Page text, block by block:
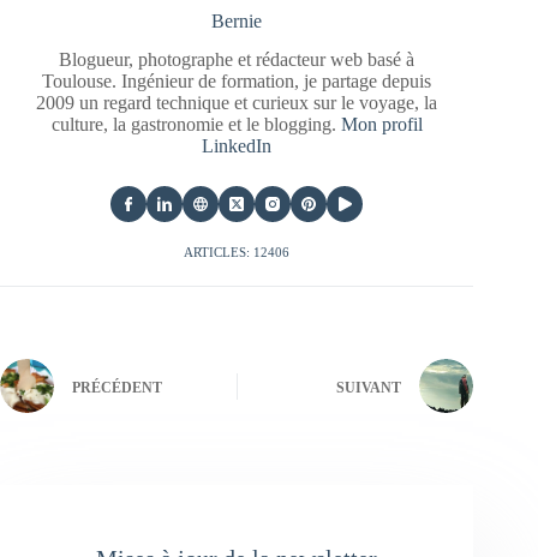
Bernie
Blogueur, photographe et rédacteur web basé à
Toulouse. Ingénieur de formation, je partage depuis
2009 un regard technique et curieux sur le voyage, la
culture, la gastronomie et le blogging. Mon profil
LinkedIn
ARTICLES: 12406
PRÉCÉDENT SUIVANT